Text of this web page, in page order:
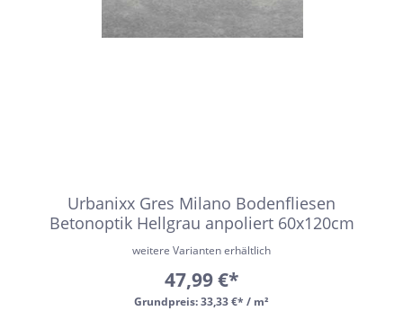
Urbanixx Gres Milano Bodenfliesen
Betonoptik Hellgrau anpoliert 60x120cm
Grundpreis:33,33 €* / m²
weitere Varianten erhältlich
47,99 €*